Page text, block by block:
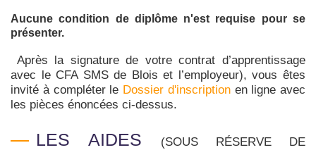
Aucune condition de diplôme n'est requise pour se
présenter.
Après la signature de votre contrat d’apprentissage
avec le CFA SMS de Blois et l’employeur), vous êtes
invité à compléter le Dossier d'inscriptionen ligne avec
les pièces énoncées ci-dessus.
LES AIDES
(SOUS RÉSERVE DE